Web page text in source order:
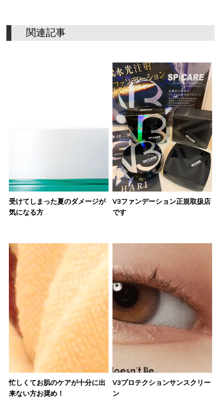
関連記事
受けてしまった夏のダメージが
気になる方
V3ファンデーション正規取扱店
です
忙しくてお肌のケアが十分に出
来ない方お奨め！
V3プロテクションサンスクリー
ン